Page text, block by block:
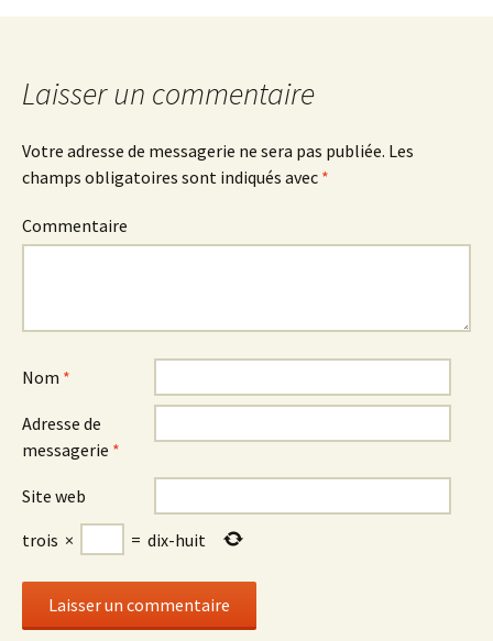
des
articles
Laisser un commentaire
Votre adresse de messagerie ne sera pas publiée. Les
champs obligatoires sont indiqués avec *
Commentaire
Nom *
Adresse de
messagerie *
Site web
trois × = dix-huit